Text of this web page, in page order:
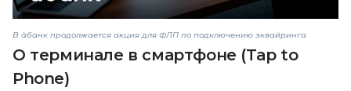
В àбанк продолжается акция для ФЛП по подключению эквайринга
О терминале в смартфоне (Tap to
Phone)